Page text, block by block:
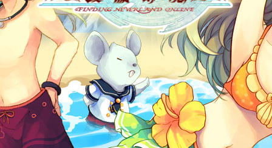
帳號申請
遊戲下載
社群帳號馬上玩